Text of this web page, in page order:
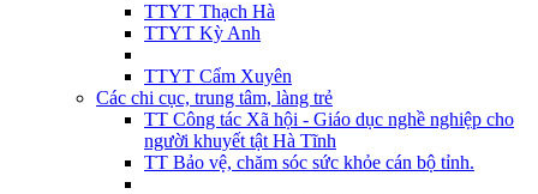
TTYT Thạch Hà
TTYT Kỳ Anh
TTYT Cẩm Xuyên
Các chi cục, trung tâm, làng trẻ
TT Công tác Xã hội - Giáo dục nghề nghiệp cho
người khuyết tật Hà Tĩnh
TT Bảo vệ, chăm sóc sức khỏe cán bộ tỉnh.